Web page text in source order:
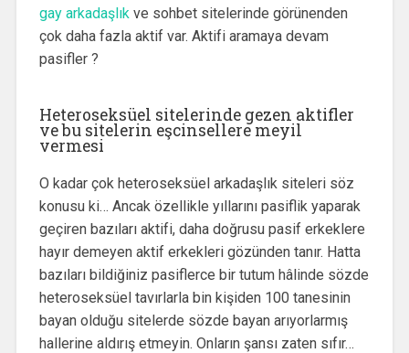
gay arkadaşlık ve sohbet sitelerinde görünenden
çok daha fazla aktif var. Aktifi aramaya devam
pasifler ?
Heteroseksüel sitelerinde gezen aktifler
ve bu sitelerin eşcinsellere meyil
vermesi
O kadar çok heteroseksüel arkadaşlık siteleri söz
konusu ki… Ancak özellikle yıllarını pasiflik yaparak
geçiren bazıları aktifi, daha doğrusu pasif erkeklere
hayır demeyen aktif erkekleri gözünden tanır. Hatta
bazıları bildiğiniz pasiflerce bir tutum hâlinde sözde
heteroseksüel tavırlarla bin kişiden 100 tanesinin
bayan olduğu sitelerde sözde bayan arıyorlarmış
hallerine aldırış etmeyin. Onların şansı zaten sıfır…